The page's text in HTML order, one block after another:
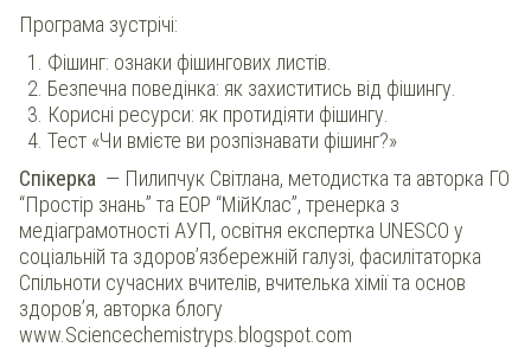
Програма зустрічі:
Фішинг: ознаки фішингових листів.
Безпечна поведінка: як захиститись від фішингу.
Корисні ресурси: як протидіяти фішингу.
Тест «Чи вмієте ви розпізнавати фішинг?»
Спікерка — Пилипчук Світлана, методистка та авторка ГО
“Простір знань” та ЕОР “МійКлас”, тренерка з
медіаграмотності АУП, освітня експертка UNESCO у
соціальній та здоров’язбережній галузі, фасилітаторка
Спільноти сучасних вчителів, вчителька хімії та основ
здоров’я, авторка блогу
www.Sciencechemistryps.blogspot.com